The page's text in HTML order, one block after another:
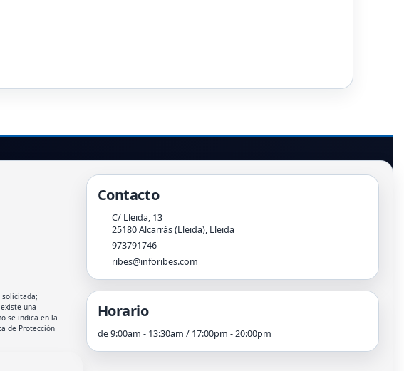
solicitada;
una
se indica en la
de Protección
Contacto
C/ Lleida, 13
25180Alcarràs (Lleida), Lleida
973791746
ribes@inforibes.com
Horario
de 9:00am - 13:30am / 17:00pm - 20:00pm